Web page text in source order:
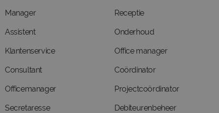
Manager
Assistent
Klantenservice
Consultant
Officemanager
Secretaresse
Receptie
Onderhoud
Office manager
Coördinator
Projectcoördinator
Debiteurenbeheer